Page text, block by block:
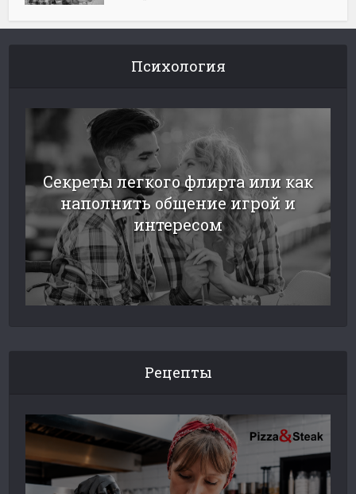
Психология
Секреты легкого флирта или как
наполнить общение игрой и
интересом
Рецепты